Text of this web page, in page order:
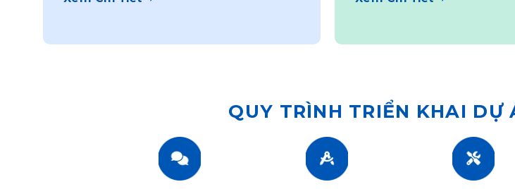
QUY TRÌNH TRIỂN KHAI DỰ